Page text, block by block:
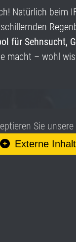
Natürlich beim
für Sehnsucht,
macht – wohl
Sie
Externe